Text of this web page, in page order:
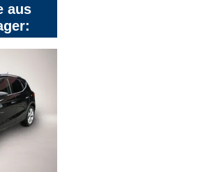
aus